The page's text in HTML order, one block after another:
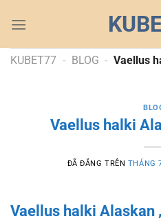
đến
dungKUBET77 - BLOG - Vaellus
Vaellus halki
ĐÃ ĐĂNG TRÊN THÁNG
Vaellus halki Alaskan